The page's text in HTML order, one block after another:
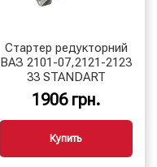
Стартер редукторний
ВАЗ 2101-07,2121-2123
33 STANDART
1906 грн.
Купить